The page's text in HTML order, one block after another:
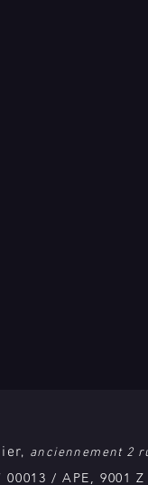
anciennement 2
00013 / APE, 9001